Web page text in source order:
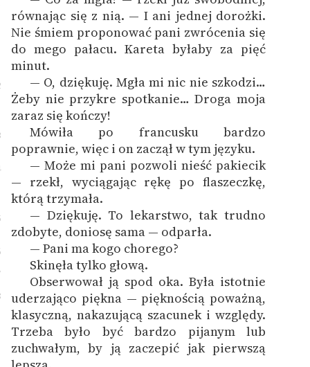
równając się z nią. — I ani jednej dorożki.
Nie śmiem proponować pani zwrócenia się
do mego pałacu. Kareta byłaby za pięć
minut.
— O, dziękuję. Mgła mi nic nie szkodzi…
Żeby nie przykre spotkanie… Droga moja
zaraz się kończy!
Mówiła po francusku bardzo
poprawnie, więc i on zaczął w tym języku.
— Może mi pani pozwoli nieść pakiecik
— rzekł, wyciągając rękę po flaszeczkę,
którą trzymała.
— Dziękuję. To lekarstwo, tak trudno
zdobyte, doniosę sama — odparła.
— Pani ma kogo chorego?
Skinęła tylko głową.
Obserwował ją spod oka. Była istotnie
uderzająco piękna — pięknością poważną,
klasyczną, nakazującą szacunek i względy.
Trzeba było być bardzo pijanym lub
zuchwałym, by ją zaczepić jak pierwszą